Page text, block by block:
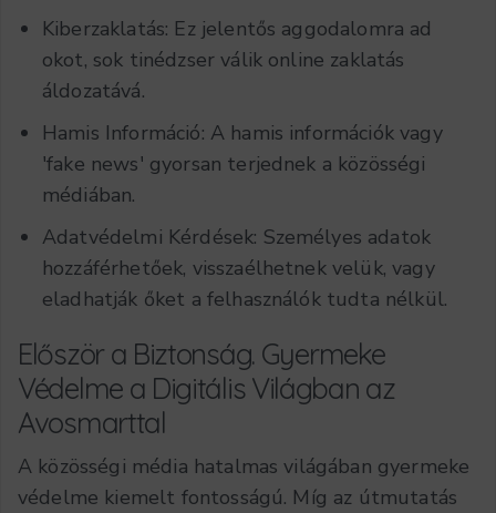
Kiberzaklatás: Ez jelentős aggodalomra ad
okot, sok tinédzser válik online zaklatás
áldozatává.
Hamis Információ: A hamis információk vagy
'fake news' gyorsan terjednek a közösségi
médiában.
Adatvédelmi Kérdések: Személyes adatok
hozzáférhetőek, visszaélhetnek velük, vagy
eladhatják őket a felhasználók tudta nélkül.
Először a Biztonság. Gyermeke
Védelme a Digitális Világban az
Avosmarttal
A közösségi média hatalmas világában gyermeke
védelme kiemelt fontosságú. Míg az útmutatás